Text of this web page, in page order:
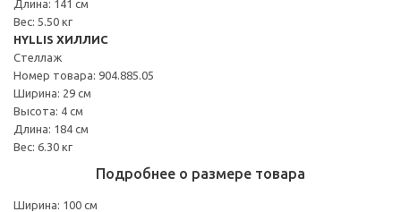
Длина: 141 см
Вес: 5.50 кг
HYLLIS ХИЛЛИС
Стеллаж
Номер товара: 904.885.05
Ширина: 29 см
Высота: 4 см
Длина: 184 см
Вес: 6.30 кг
Подробнее о размере товара
Ширина: 100 см